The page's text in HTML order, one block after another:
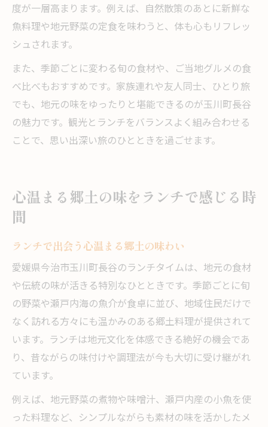
度が一層高まります。例えば、自然散策のあとに新鮮な
魚料理や地元野菜の定食を味わうと、体も心もリフレッ
シュされます。
また、季節ごとに変わる旬の食材や、ご当地グルメの食
べ比べもおすすめです。家族連れや友人同士、ひとり旅
でも、地元の味をゆったりと堪能できるのが玉川町長谷
の魅力です。観光とランチをバランスよく組み合わせる
ことで、思い出深い旅のひとときを過ごせます。
心温まる郷土の味をランチで感じる時
間
ランチで出会う心温まる郷土の味わい
愛媛県今治市玉川町長谷のランチタイムは、地元の食材
や伝統の味が活きる特別なひとときです。季節ごとに旬
の野菜や瀬戸内海の魚介が食卓に並び、地域住民だけで
なく訪れる方々にも温かみのある郷土料理が提供されて
います。ランチは地元文化を体感できる絶好の機会であ
り、昔ながらの味付けや調理法が今も大切に受け継がれ
ています。
例えば、地元野菜の煮物や味噌汁、瀬戸内産の小魚を使
った料理など、シンプルながらも素材の味を活かしたメ